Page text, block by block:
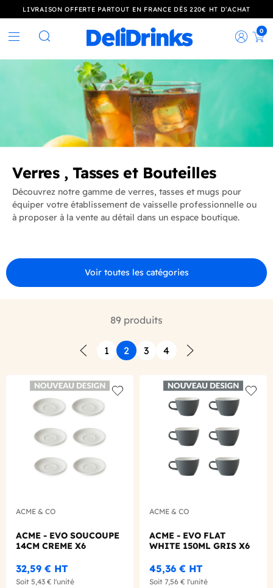
LIVRAISON OFFERTE PARTOUT EN FRANCE DÈS 220€ HT D’ACHAT
Rechercher
0
Verres , Tasses et Bouteilles
Découvrez notre gamme de verres, tasses et mugs pour
équiper votre établissement de vaisselle professionnelle ou
à proposer à la vente au détail dans un espace boutique.
Voir toutes les catégories
Précédent
1 2 3
4
89 produits
Add to wishlist
ACME & CO
ACME - EVO SOUCOUPE
14CM CREME X6
32,59 € HT
Soit 5,43 € l'unité
ACME & CO
ACME - EVO FLAT
WHITE 150ML GRIS X6
45,36 € HT
Soit 7,56 € l'unité